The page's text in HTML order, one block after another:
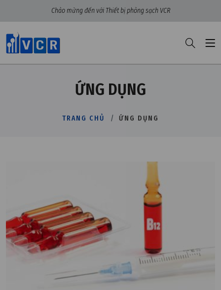
Chào mừng đến với Thiết bị phòng sạch VCR
ỨNG DỤNG
TRANG CHỦ ỨNG DỤNG